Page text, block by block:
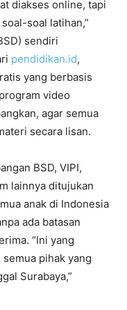
diakses online, tapi
soal latihan,”
sendiri
pendidikan.id,
yang berbasis
video
agar semua
secara lisan.
BSD, VIPI,
lainnya ditujukan
anak di Indonesia
ada batasan
“Ini yang
semua pihak yang
Surabaya,”